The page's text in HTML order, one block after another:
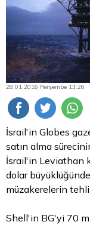
28.01.2016 Perşembe 13:26
İsrail'in Globes
satın alma
İsrail'in Leviathan
dolar
müzakerelerin
Shell'in BG'yi 70